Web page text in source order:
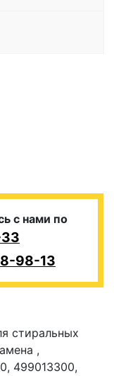
с нами по
98-13
стиральных
,
499013300,